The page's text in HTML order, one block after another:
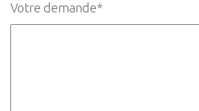
Votre demande*